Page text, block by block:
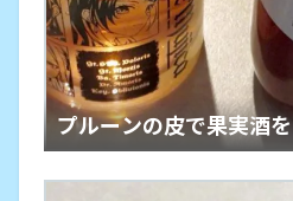
プルーンの皮で果実酒を